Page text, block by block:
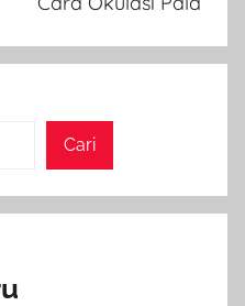
Cari